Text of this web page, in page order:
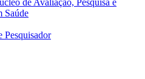
de Avaliação, Pesquisa e
Saúde
Pesquisador